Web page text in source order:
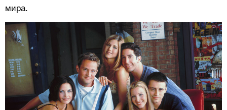
мира.